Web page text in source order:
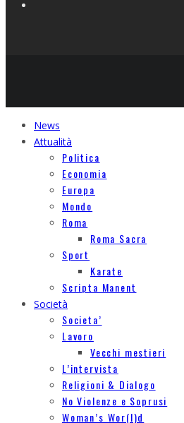
News
Attualità
Politica
Economia
Europa
Mondo
Roma
Roma Sacra
Sport
Karate
Scripta Manent
Società
Societa’
Lavoro
Vecchi mestieri
L’intervista
Religioni & Dialogo
No Violenze e Soprusi
Woman’s Wor(l)d